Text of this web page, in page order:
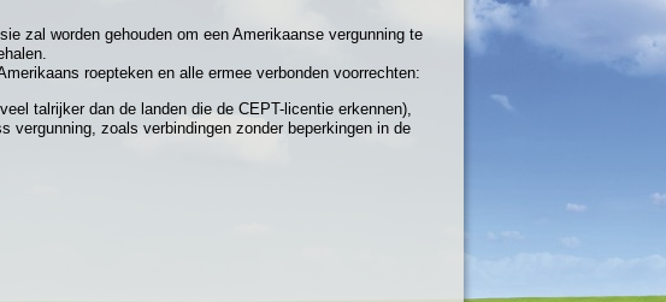
zal worden gehouden om een Amerikaanse vergunning te
roepteken en alle ermee verbonden voorrechten:
talrijker dan de landen die de CEPT-licentie erkennen),
vergunning, zoals verbindingen zonder beperkingen in de